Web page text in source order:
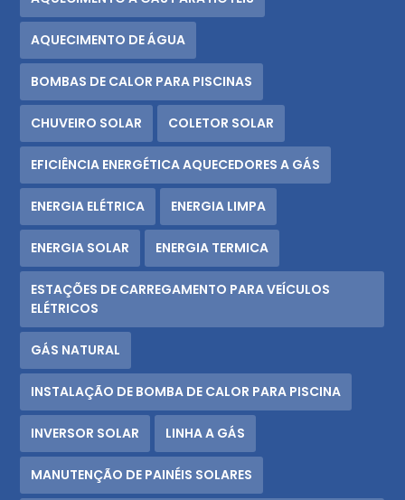
AQUECIMENTO DE ÁGUA
BOMBAS DE CALOR PARA PISCINAS
CHUVEIRO SOLAR COLETOR SOLAR
EFICIÊNCIA ENERGÉTICA AQUECEDORES A GÁS
ENERGIA ELÉTRICA ENERGIA LIMPA
ENERGIA SOLAR ENERGIA TERMICA
ESTAÇÕES DE CARREGAMENTO PARA VEÍCULOS
ELÉTRICOS
GÁS NATURAL
INSTALAÇÃO DE BOMBA DE CALOR PARA PISCINA
INVERSOR SOLAR LINHA A GÁS
MANUTENÇÃO DE PAINÉIS SOLARES